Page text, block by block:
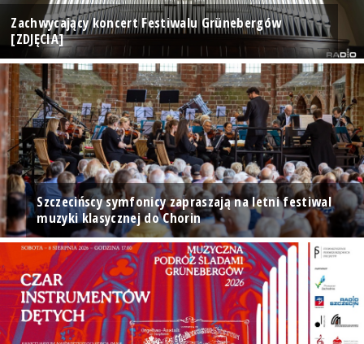
Zachwycający koncert Festiwalu Grünebergów
[ZDJĘCIA]
Szczecińscy symfonicy zapraszają na letni festiwal
muzyki klasycznej do Chorin